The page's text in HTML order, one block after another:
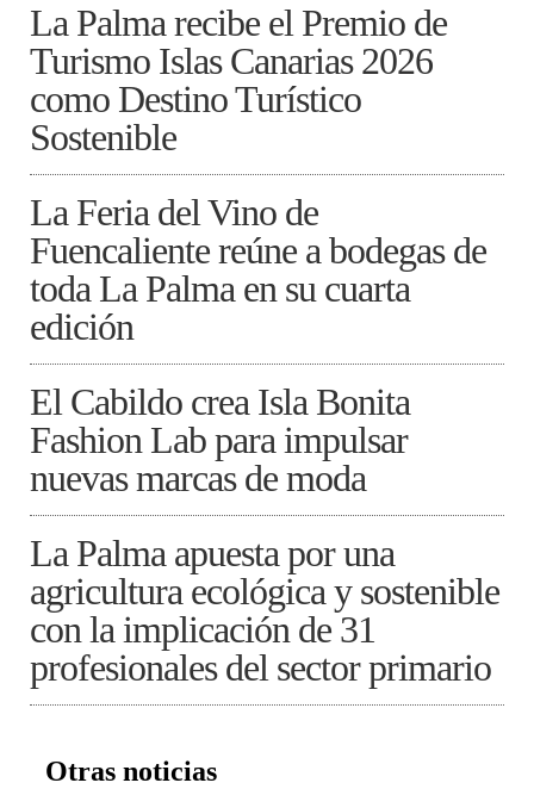
La Palma recibe el Premio de
Turismo Islas Canarias 2026
como Destino Turístico
Sostenible
La Feria del Vino de
Fuencaliente reúne a bodegas de
toda La Palma en su cuarta
edición
El Cabildo crea Isla Bonita
Fashion Lab para impulsar
nuevas marcas de moda
La Palma apuesta por una
agricultura ecológica y sostenible
con la implicación de 31
profesionales del sector primario
Otras noticias